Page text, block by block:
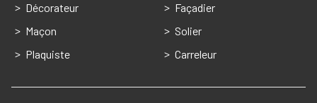
Décorateur
Maçon
Plaquiste
Façadier
Solier
Carreleur